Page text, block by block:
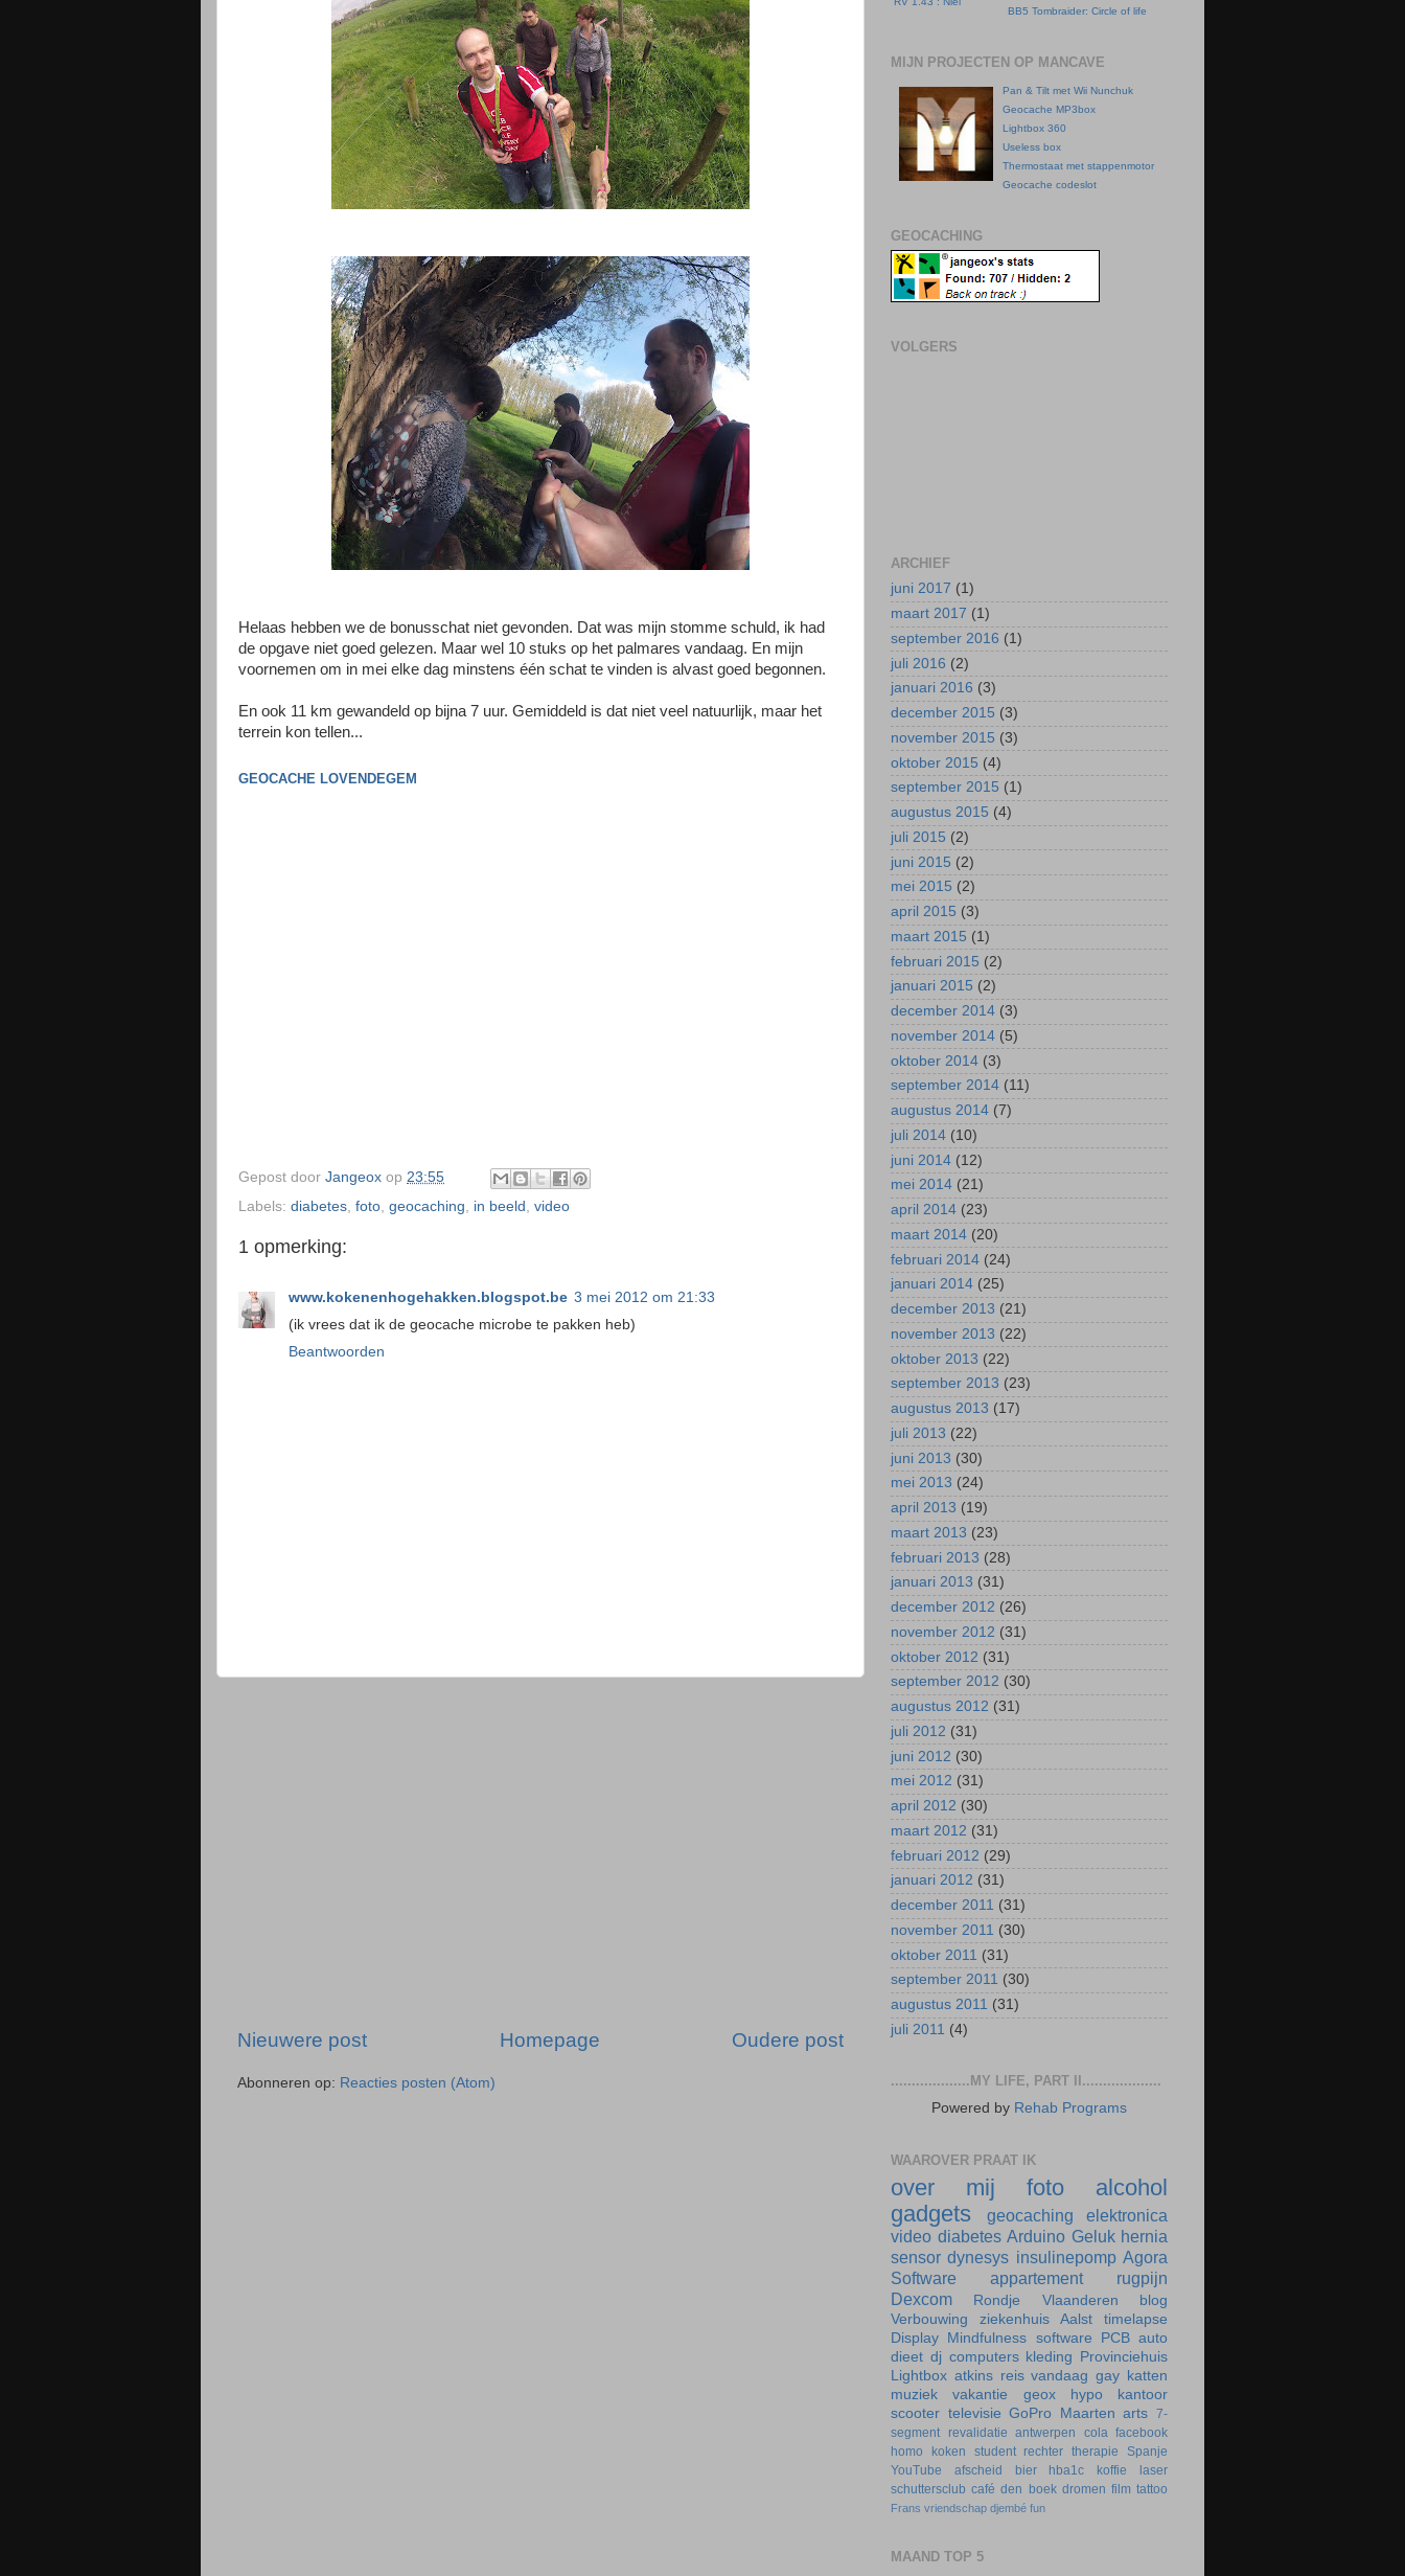
Helaas hebben we de bonusschat niet gevonden. Dat was mijn stomme schuld, ik had
de opgave niet goed gelezen. Maar wel 10 stuks op het palmares vandaag. En mijn
voornemen om in mei elke dag minstens één schat te vinden is alvast goed begonnen.
En ook 11 km gewandeld op bijna 7 uur. Gemiddeld is dat niet veel natuurlijk, maar het
terrein kon tellen...
GEOCACHE LOVENDEGEM
Gepost door Jangeox op 23:55
Labels: diabetes foto geocaching in beeld video
1 opmerking:
www.kokenenhogehakken.blogspot.be 3 mei 2012 om 21:33
(ik vrees dat ik de geocache microbe te pakken heb)
Beantwoorden
Nieuwere post Oudere post
Homepage
Abonneren op: Reacties posten (Atom)
BB5 Tombraider: Circle of life
MIJN PROJECTEN OP MANCAVE
Pan & Tilt met Wii Nunchuk
Geocache MP3box
Lightbox 360
Useless box
Thermostaat met stappenmotor
Geocache codeslot
GEOCACHING
VOLGERS
ARCHIEF
juni 2017 (1)
maart 2017 (1)
september 2016 (1)
juli 2016 (2)
januari 2016 (3)
december 2015 (3)
november 2015 (3)
oktober 2015 (4)
september 2015 (1)
augustus 2015 (4)
juli 2015 (2)
juni 2015 (2)
mei 2015 (2)
april 2015 (3)
maart 2015 (1)
februari 2015 (2)
januari 2015 (2)
december 2014 (3)
november 2014 (5)
oktober 2014 (3)
september 2014 (11)
augustus 2014 (7)
juli 2014 (10)
juni 2014 (12)
mei 2014 (21)
april 2014 (23)
maart 2014 (20)
februari 2014 (24)
januari 2014 (25)
december 2013 (21)
november 2013 (22)
oktober 2013 (22)
september 2013 (23)
augustus 2013 (17)
juli 2013 (22)
juni 2013 (30)
mei 2013 (24)
april 2013 (19)
maart 2013 (23)
februari 2013 (28)
januari 2013 (31)
december 2012 (26)
november 2012 (31)
oktober 2012 (31)
september 2012 (30)
augustus 2012 (31)
juli 2012 (31)
juni 2012 (30)
mei 2012 (31)
april 2012 (30)
maart 2012 (31)
februari 2012 (29)
januari 2012 (31)
december 2011 (31)
november 2011 (30)
oktober 2011 (31)
september 2011 (30)
augustus 2011 (31)
juli 2011 (4)
...................MY LIFE, PART II...................
Powered by Rehab Programs
WAAROVER PRAAT IK
over mij foto
alcohol
gadgets
geocaching
elektronica
video diabetes Arduino Geluk hernia
sensor dynesys insulinepomp Agora
Software
appartement
rugpijn
Dexcom
Rondje Vlaanderen
blog
Verbouwing
ziekenhuis Aalst
timelapse
Display
Mindfulness software PCB auto
dieet dj computers kleding
Provinciehuis
Lightbox atkins reis vandaag gay katten
muziek
vakantie geox hypo
kantoor
scooter televisie GoPro Maarten arts 7-
segment revalidatie antwerpen cola facebook
homo
koken student rechter therapie
Spanje
YouTube
afscheid bier hba1c koffie
laser
schuttersclub café den boek dromen film tattoo
Frans vriendschap djembé fun
MAAND TOP 5